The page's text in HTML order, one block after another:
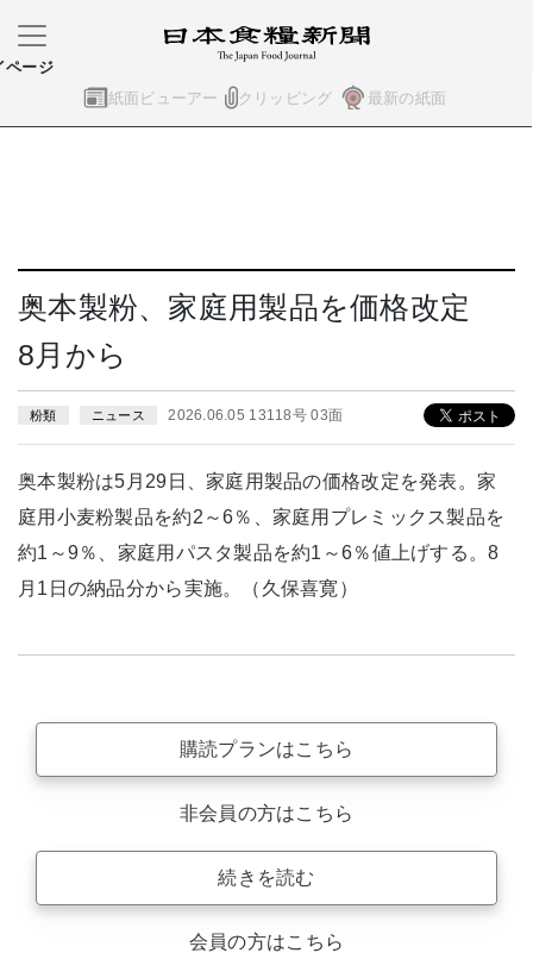
紙面ビューアー クリッピング 最新の紙面
ページ
奥本製粉、家庭用製品を価格改定
8月から
粉類 ニュース 2026.06.05 13118号 03面
奥本製粉は5月29日、家庭用製品の価格改定を発表。家
庭用小麦粉製品を約2～6％、家庭用プレミックス製品を
約1～9％、家庭用パスタ製品を約1～6％値上げする。8
月1日の納品分から実施。（久保喜寛）
購読プランはこちら
非会員の方はこちら
続きを読む
会員の方はこちら